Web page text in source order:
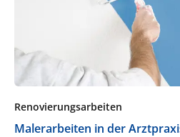
Renovierungsarbeiten
Malerarbeiten in der